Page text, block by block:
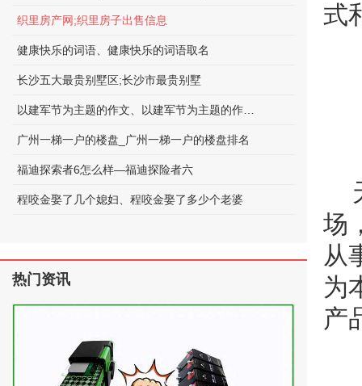
式
场
从
为
产
织里房产网;织里房子出售信息
健康快乐的词语、健康快乐的词语取名
长沙五大最贵别墅区;长沙市最贵别墅
广州一梯一户的楼盘_广州一梯一户的楼盘排名
福迪探索者6怎么样—福迪探险者六
程咬金娶了几个媳妇、程咬金娶了多少个老婆
热门资讯